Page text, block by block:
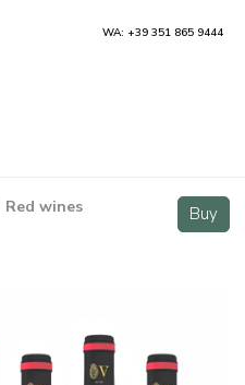
Red wines Buy
Villa di Vetrice Buy
WA: +39 351 865 9444